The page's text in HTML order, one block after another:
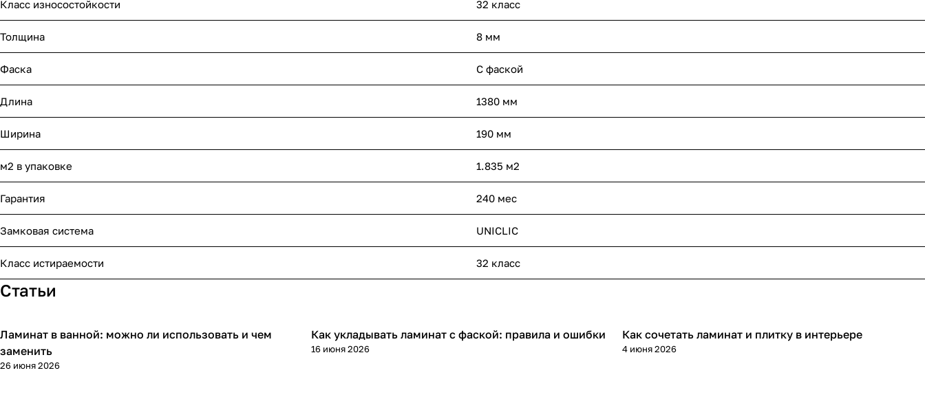
Класс износостойкости 32 класс
Толщина 8 мм
Фаска С фаской
Длина 1380 мм
Ширина 190 мм
м2 в упаковке 1.835 м2
Гарантия 240 мес
Замковая система UNICLIC
Класс истираемости 32 класс
Статьи
Напольные покрытия
Ламинат в ванной: можно ли использовать и чем
заменить
26 июня 2026
Напольные покрытия
Как укладывать ламинат с фаской: правила и ошибки
16 июня 2026
Напольные покрытия
Как сочетать ламинат и плитку в интерьере
4 июня 2026